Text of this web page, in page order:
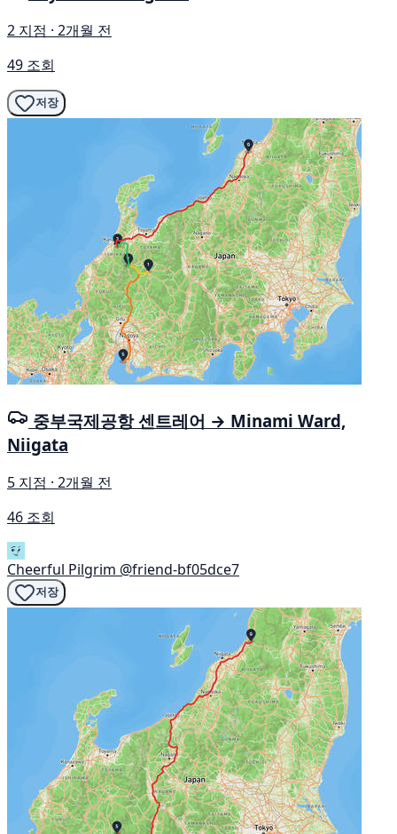
2 지점 · 2개월 전
49 조회
저장
중부국제공항 센트레어 → Minami Ward,
Niigata
5 지점 · 2개월 전
46 조회
Cheerful Pilgrim @friend-bf05dce7
저장